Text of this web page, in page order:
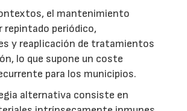
el mantenimiento
repintado periódico,
y reaplicación de tratamientos
lo que supone un coste
para los municipios.
alternativa consiste en